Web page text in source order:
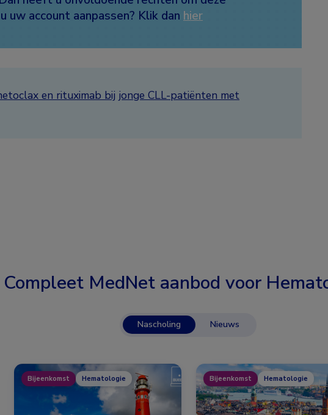
account aanpassen? Klik dan hier
en rituximab bij jonge CLL-patiënten met
Compleet MedNet aanbod voor
Nascholing Nieuws
Bijeenkomst Hematologie Bijeenkomst Hematologie